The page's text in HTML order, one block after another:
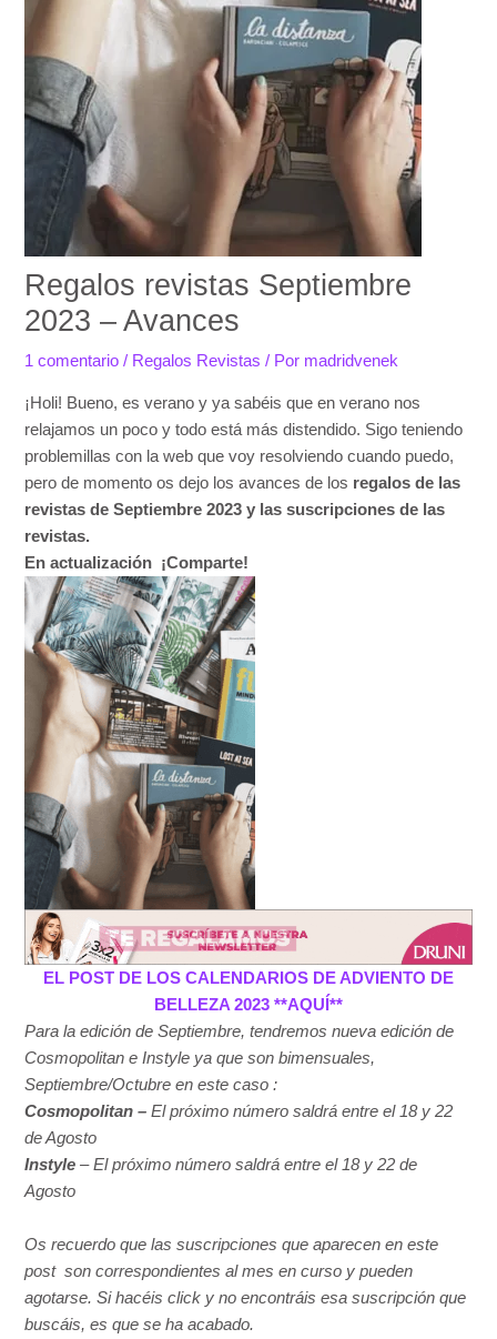
Regalos revistas Septiembre
2023 – Avances
1 comentario / Regalos Revistas / Por madridvenek
¡Holi! Bueno, es verano y ya sabéis que en verano nos
relajamos un poco y todo está más distendido. Sigo teniendo
problemillas con la web que voy resolviendo cuando puedo,
pero de momento os dejo los avances de los regalos de las
revistas de Septiembre 2023 y las suscripciones de las
revistas.
En actualización ¡Comparte!
EL POST DE LOS CALENDARIOS DE ADVIENTO DE
BELLEZA 2023 **AQUÍ**
Para la edición de Septiembre, tendremos nueva edición de
Cosmopolitan e Instyle ya que son bimensuales,
Septiembre/Octubre en este caso :
Cosmopolitan –El próximo número saldrá entre el 18 y 22
de Agosto
Instyle– El próximo número saldrá entre el 18 y 22 de
Agosto
Os recuerdo que las suscripciones que aparecen en este
post son correspondientes al mes en curso y pueden
agotarse. Si hacéis click y no encontráis esa suscripción que
buscáis, es que se ha acabado.